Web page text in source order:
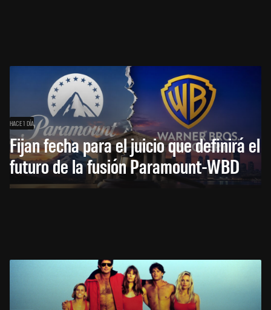
HACE 1 DÍA
Fijan fecha para el juicio que definirá el
futuro de la fusión Paramount-WBD